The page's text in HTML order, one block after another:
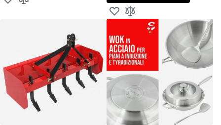
Aggiungi alla lista desideri
Aggiungi al confronto
Aggiungi alla lista desideri
Aggiungi al confronto